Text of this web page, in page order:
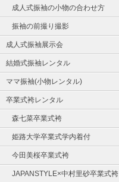
成人式振袖の小物の合わせ方
振袖の前撮り撮影
成人式振袖展示会
結婚式振袖レンタル
ママ振袖(小物レンタル)
卒業式袴レンタル
森七菜卒業式袴
姫路大学卒業式学内着付
今田美桜卒業式袴
JAPANSTYLE×中村里砂卒業式袴